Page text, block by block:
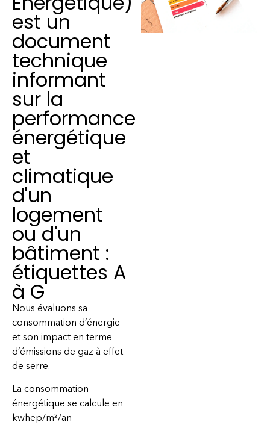
est un
document
technique
informant
sur la
performance
énergétique
et
climatique
d'un
logement
ou d'un
bâtiment :
étiquettes A
à G
Nous évaluons sa
consommation d’énergie
et son impact en terme
d’émissions de gaz à effet
de serre.
La consommation
énergétique se calcule en
kwhep/m²/an